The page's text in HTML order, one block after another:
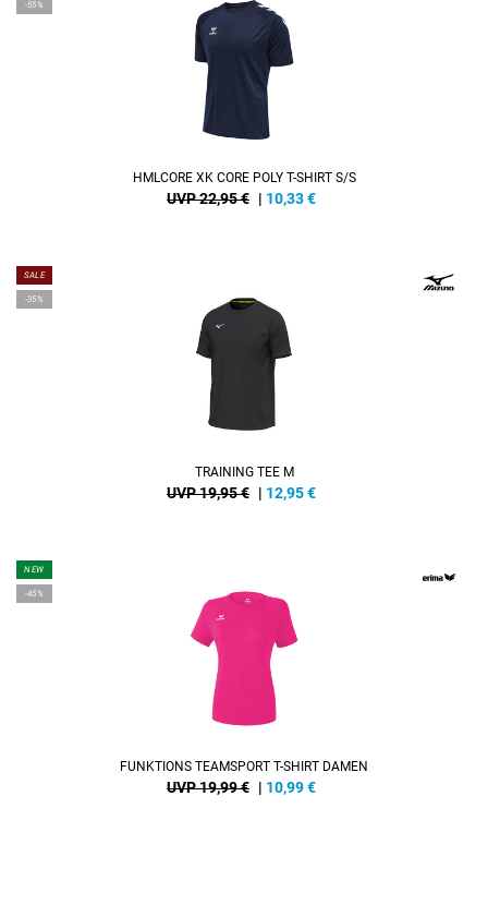
-55%
HMLCORE XK CORE POLY T-SHIRT S/S
UVP 22,95 € | 10,33€
SALE
-35%
TRAINING TEE M
UVP 19,95 € | 12,95€
NEW
-45%
FUNKTIONS TEAMSPORT T-SHIRT DAMEN
UVP 19,99 € | 10,99€